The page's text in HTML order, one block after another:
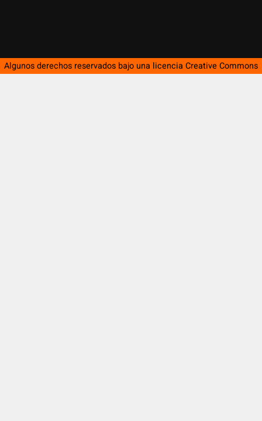
Algunos derechos reservados bajo una licencia Creative Commons